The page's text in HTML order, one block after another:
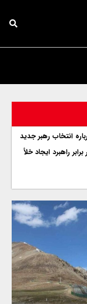
انتخاب رهبر جدید
راهبرد ایجاد خلأ